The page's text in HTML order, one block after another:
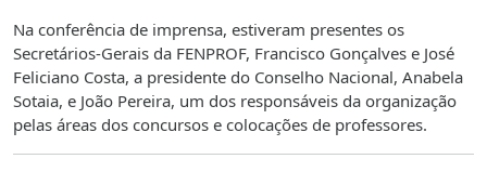
Na conferência de imprensa, estiveram presentes os
Secretários-Gerais da FENPROF, Francisco Gonçalves e José
Feliciano Costa, a presidente do Conselho Nacional, Anabela
Sotaia, e João Pereira, um dos responsáveis da organização
pelas áreas dos concursos e colocações de professores.